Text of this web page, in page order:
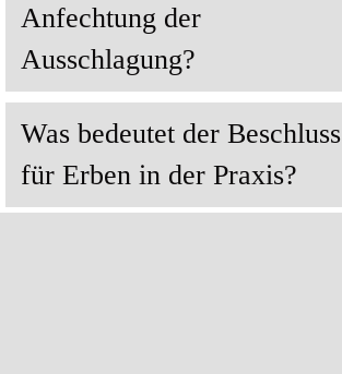
Anfechtung der
Ausschlagung?
Was bedeutet der Beschluss
für Erben in der Praxis?